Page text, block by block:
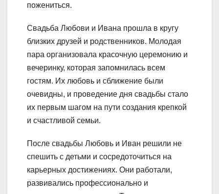
пожениться.
Свадьба Любови и Ивана прошла в кругу
близких друзей и родственников. Молодая
пара организовала красочную церемонию и
вечеринку, которая запомнилась всем
гостям. Их любовь и сближение были
очевидны, и проведение дня свадьбы стало
их первым шагом на пути создания крепкой
и счастливой семьи.
После свадьбы Любовь и Иван решили не
спешить с детьми и сосредоточиться на
карьерных достижениях. Они работали,
развивались профессионально и